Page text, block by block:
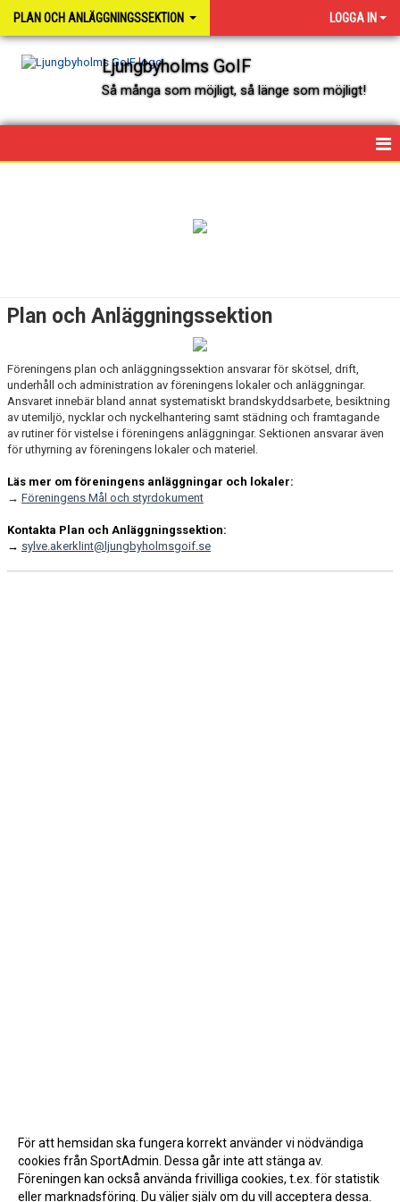
PLAN OCH ANLÄGGNINGSSEKTION LOGGA IN
Ljungbyholms GoIF
Så många som möjligt, så länge som möjligt!
Plan och Anläggningssektion
Föreningens plan och anläggningssektion ansvarar för skötsel, drift,
underhåll och administration av föreningens lokaler och anläggningar.
Ansvaret innebär bland annat systematiskt brandskyddsarbete, besiktning
av utemiljö, nycklar och nyckelhantering samt städning och framtagande
av rutiner för vistelse i föreningens anläggningar. Sektionen ansvarar även
för uthyrning av föreningens lokaler och materiel.
Läs mer om föreningens anläggningar och lokaler:
→ Föreningens Mål och styrdokument
Kontakta Plan och Anläggningssektion:
→ sylve.akerklint@ljungbyholmsgoif.se
För att hemsidan ska fungera korrekt använder vi nödvändiga
cookies från SportAdmin. Dessa går inte att stänga av.
Föreningen kan också använda frivilliga cookies, t.ex. för statistik
eller marknadsföring. Du väljer själv om du vill acceptera dessa.